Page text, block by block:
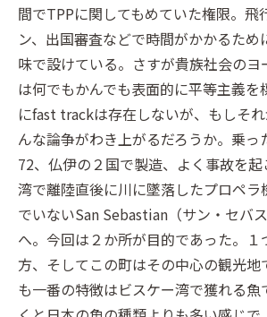
間でTPPに関してもめていた権限。飛
ン、出国審査などで時間がかかるため
味で設けている。さすが貴族社会のヨ
は何でもかんでも表面的に平等主義を
にfast trackは存在しないが、もしそ
んな論争がわき上がるだろうか。乗っ
72、仏伊の２国で製造、よく事故を
湾で離陸直後に川に墜落したプロペラ
でいないSan Sebastian（サン・セバ
へ。今回は２か所が目的であった。
方、そしてこの町はその中心の観光地
も一番の特徴はビスケー湾で獲れる魚